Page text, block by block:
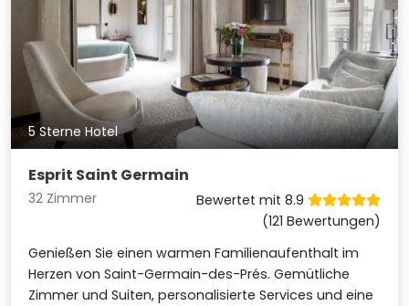
5 Sterne Hotel
Esprit Saint Germain
32 Zimmer
Bewertet mit 8.9
(121 Bewertungen)
Genießen Sie einen warmen Familienaufenthalt im
Herzen von Saint-Germain-des-Prés. Gemütliche
Zimmer und Suiten, personalisierte Services und eine